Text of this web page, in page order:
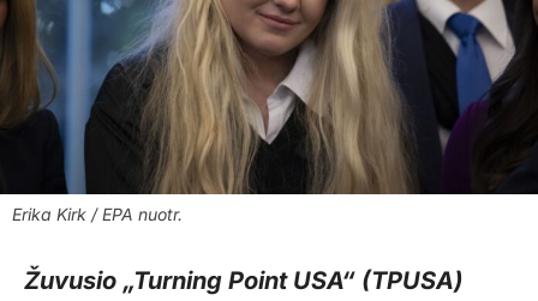
Erika Kirk / EPA nuotr.
Žuvusio „Turning Point USA“ (TPUSA)